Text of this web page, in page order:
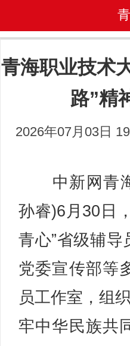
青海职业技术
路”精
2026年07月03日
中新网青海
孙睿)6月30日
青心”省级辅
党委宣传部等
员工作室，组
牢中华民族共